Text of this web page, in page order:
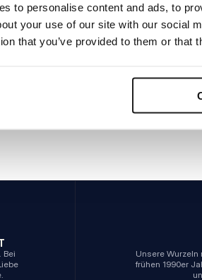
to personalise content and ads, to
your use of our site with our social
that you’ve provided to them or that
Bei
Unsere
frühen 1990er